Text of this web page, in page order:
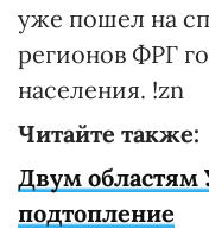
уже пошел на
регионов ФРГ
населения. !zn
Читайте также:
Двум областям
подтопление